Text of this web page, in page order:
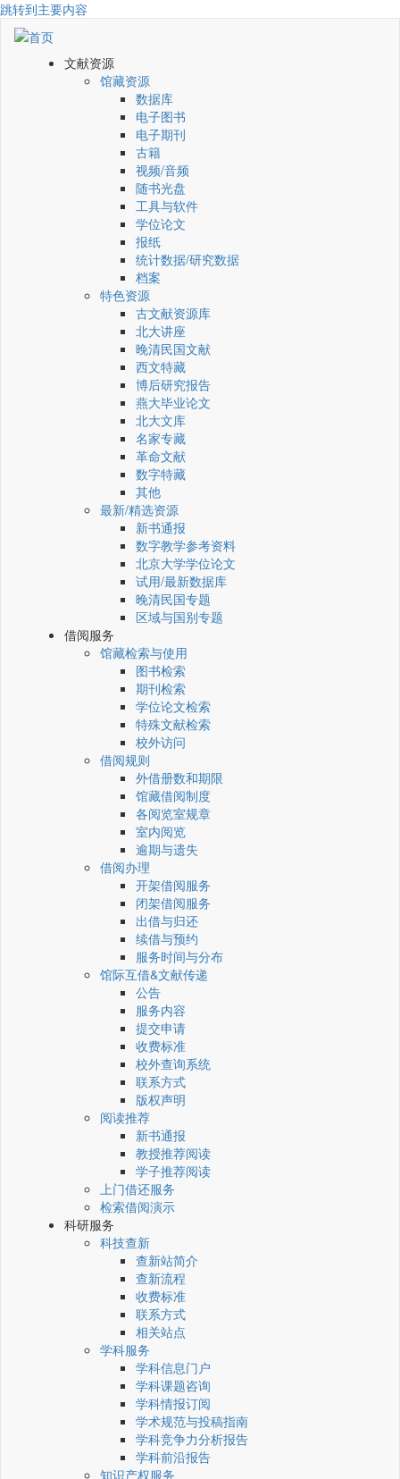
跳转到主要内容
文献资源
馆藏资源
数据库
电子图书
电子期刊
古籍
视频/音频
随书光盘
工具与软件
学位论文
报纸
统计数据/研究数据
档案
特色资源
古文献资源库
北大讲座
晚清民国文献
西文特藏
博后研究报告
燕大毕业论文
北大文库
名家专藏
革命文献
数字特藏
其他
最新/精选资源
新书通报
数字教学参考资料
北京大学学位论文
试用/最新数据库
晚清民国专题
区域与国别专题
借阅服务
馆藏检索与使用
图书检索
期刊检索
学位论文检索
特殊文献检索
校外访问
借阅规则
外借册数和期限
馆藏借阅制度
各阅览室规章
室内阅览
逾期与遗失
借阅办理
开架借阅服务
闭架借阅服务
出借与归还
续借与预约
服务时间与分布
馆际互借&文献传递
公告
服务内容
提交申请
收费标准
校外查询系统
联系方式
版权声明
阅读推荐
新书通报
教授推荐阅读
学子推荐阅读
上门借还服务
检索借阅演示
科研服务
科技查新
查新站简介
查新流程
收费标准
联系方式
相关站点
学科服务
学科信息门户
学科课题咨询
学科情报订阅
学术规范与投稿指南
学科竞争力分析报告
学科前沿报告
知识产权服务